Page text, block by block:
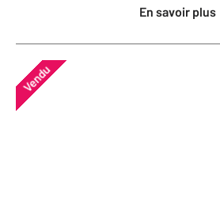
En savoir plus
Vendu